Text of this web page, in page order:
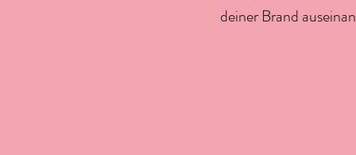
deiner Brand